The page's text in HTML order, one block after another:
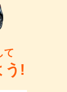
て
う!